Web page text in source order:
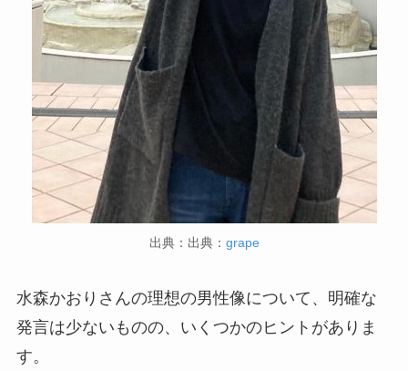
出典：出典： grape
水森かおりさんの理想の男性像について、明確な
発言は少ないものの、いくつかのヒントがありま
す。